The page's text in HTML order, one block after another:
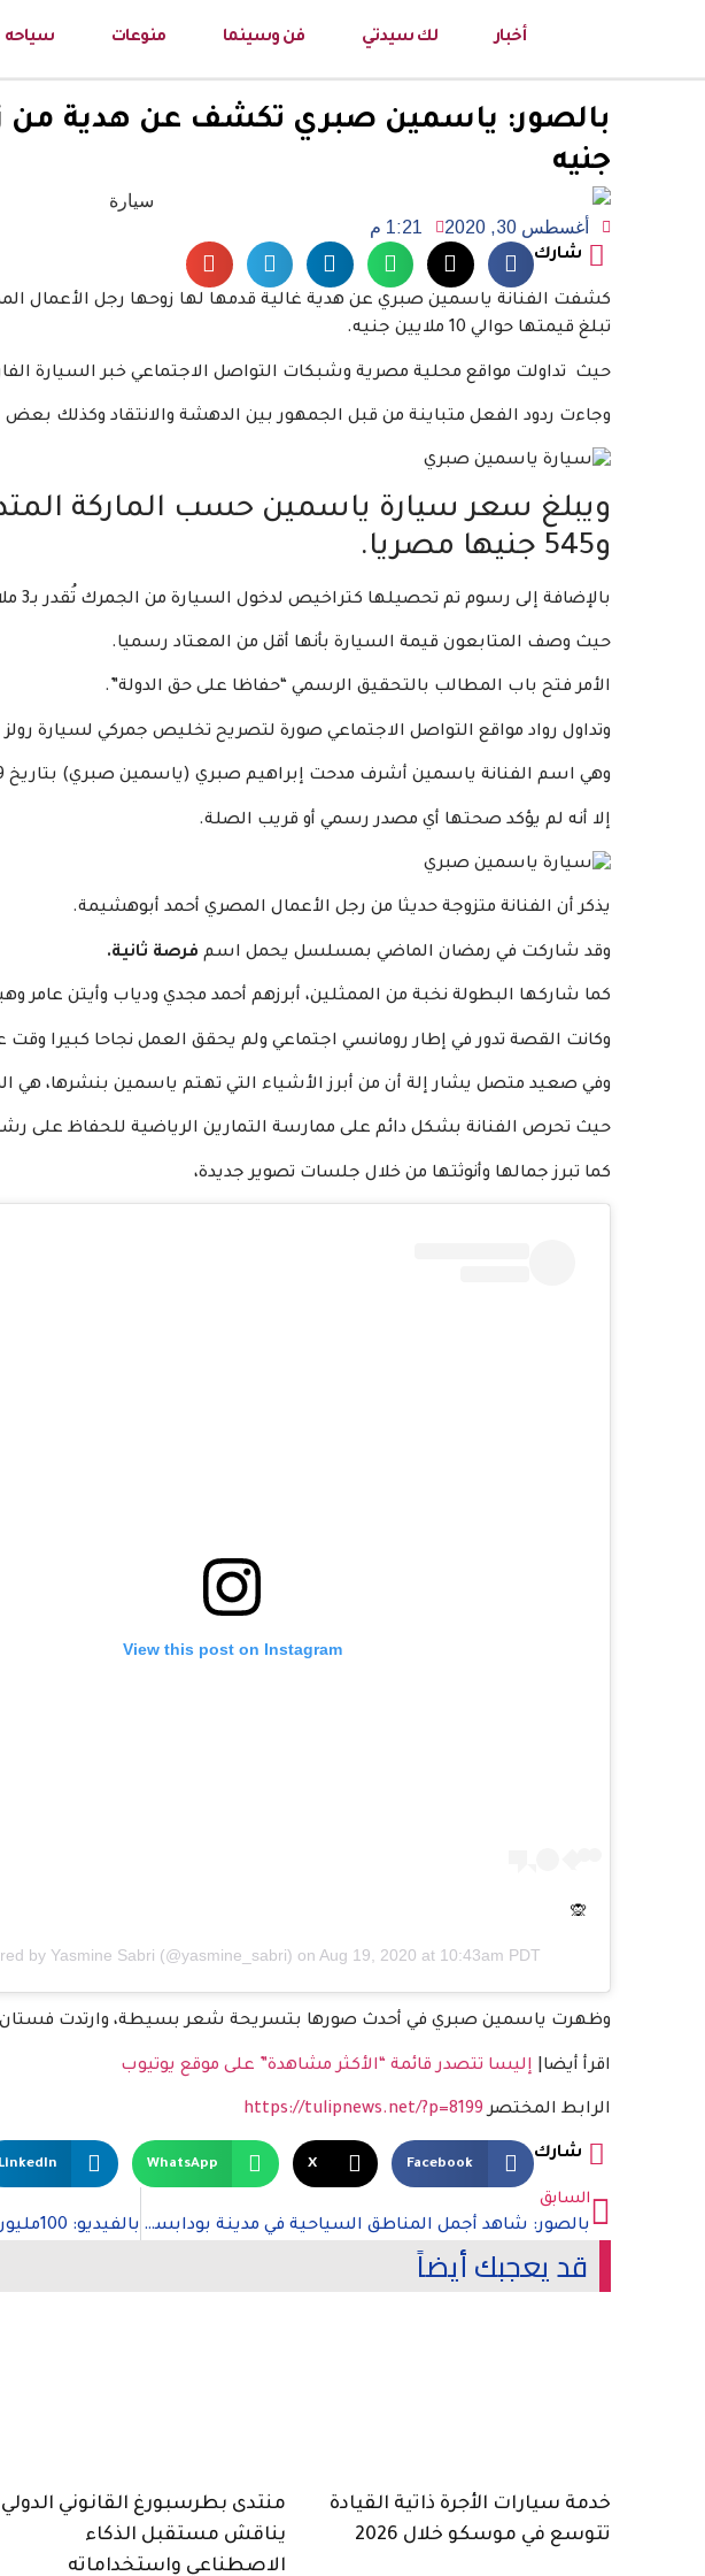
أخبار لك سيدتي فن وسينما منوعات سياحه
جنيه
أغسطس 30, 2020 1:21 م
شارك
كشفت الفنانة ياسمين صبري عن هدية غالية قدمها لها زوحها رجل الأعمال
تبلغ قيمتها حوالي 10 ملايين جنيه.
حيث تداولت مواقع محلية مصرية وشبكات التواصل الاجتماعي خبر السيارة
وجاءت ردود الفعل متباينة من قبل الجمهور بين الدهشة والانتقاد وكذلك بعض
و545 جنيها مصريا.
بالإضافة إلى رسوم تم تحصيلها كتراخيص لدخول السيارة من الجمرك تُقدر بـ3 ملايين و717 ألفا و137 جنيها مصريا.
حيث وصف المتابعون قيمة السيارة بأنها أقل من المعتاد رسميا.
الأمر فتح باب المطالب بالتحقيق الرسمي “حفاظا على حق الدولة”.
وتداول رواد مواقع التواصل الاجتماعي صورة لتصريح تخليص جمركي لسيارة
وهي اسم الفنانة ياسمين أشرف مدحت إبراهيم صبري (ياسمين صبري) بتاريخ 19 أغسطس 2020.
إلا أنه لم يؤكد صحتها أي مصدر رسمي أو قريب الصلة.
يذكر أن الفنانة متزوجة حديثا من رجل الأعمال المصري أحمد أبوهشيمة.
وقد شاركت في رمضان الماضي بمسلسل يحمل اسم فرصة ثانية.
كما شاركها البطولة نخبة من الممثلين، أبرزهم أحمد مجدي ودياب وأيتن عامر
وكانت القصة تدور في إطار رومانسي اجتماعي ولم يحقق العمل نجاحا كبيرا
وفي صعيد متصل يشار إلة أن من أبرز الأشياء التي تهتم ياسمين بنشرها، هي
حيث تحرص الفنانة بشكل دائم على ممارسة التمارين الرياضية للحفاظ على
كما تبرز جمالها وأنوثتها من خلال جلسات تصوير جديدة،
View this post on Instagram
🙊
by Yasmine Sabri (@yasmine_sabri) on Aug 19, 2020 at 10:43am PDT
وظهرت ياسمين صبري في أحدث صورها بتسريحة شعر بسيطة، وارتدت فستان
اقرأ أيضا| إليسا تتصدر قائمة “الأكثر مشاهدة” على موقع يوتيوب
الرابط المختصرhttps://tulipnews.net/?p=8199
شارك
Facebook
X
WhatsApp
LinkedIn
السابق
بالصور: شاهد أجمل المناطق السياحية في مدينة بودابست في المجر
قد يعجبك أيضاً
خدمة سيارات الأجرة ذاتية القيادة
تتوسع في موسكو خلال 2026
منتدى بطرسبورغ القانوني الدولي
يناقش مستقبل الذكاء
الاصطناعي واستخداماته